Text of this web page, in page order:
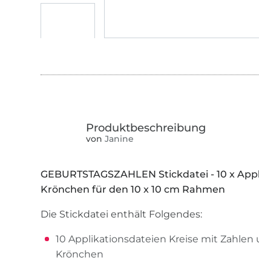
von Janine
GEBURTSTAGSZAHLEN Stickdatei - 10 x
Krönchen für den 10 x 10 cm Rahmen
Die Stickdatei enthält Folgendes:
10 Applikationsdateien Kreise mit
Krönchen